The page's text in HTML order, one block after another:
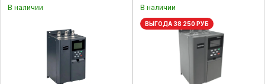
В наличии В наличии
ВЫГОДА 38 250 РУБ